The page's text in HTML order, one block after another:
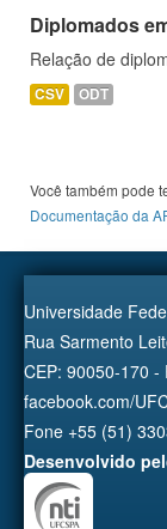
Diplomados
Relação de
CSV ODT
Você também pode
Documentação da
Universidade
Rua Sarmento
CEP: 90050-170 -
facebook.com/
Fone +55 (51)
Desenvolvido